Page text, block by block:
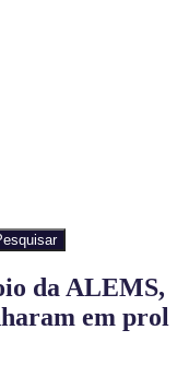
da ALEMS,
em prol